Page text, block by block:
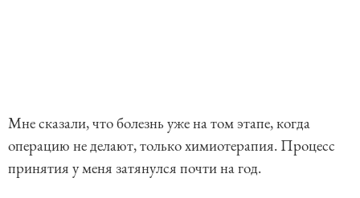
Мне сказали, что болезнь уже на том этапе, когда
операцию не делают, только химиотерапия. Процесс
принятия у меня затянулся почти на год.